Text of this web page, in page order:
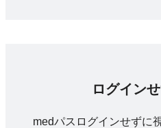
ログイン
medパスログインせずに